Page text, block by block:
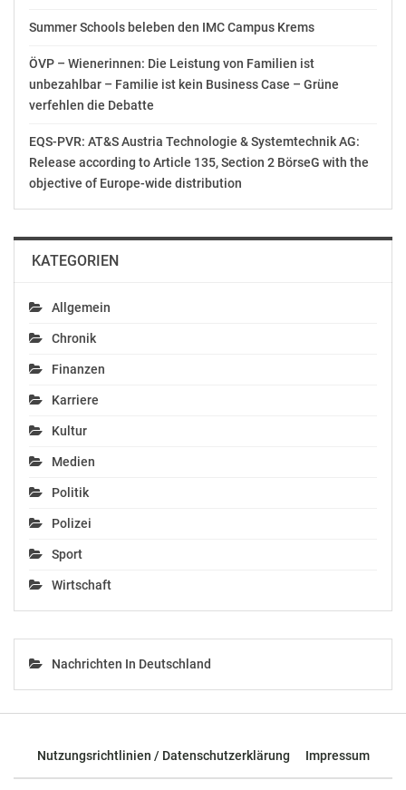
2020 jetzt in Zukunft
Juni 28, 2021
In "Politik"
NEOS Wien zu
Konjunkturpaket der
Vorschläge auf!“
In "Politik"
Summer Schools beleben den IMC Campus Krems
ÖVP – Wienerinnen: Die Leistung von Familien ist
unbezahlbar – Familie ist kein Business Case – Grüne
verfehlen die Debatte
EQS-PVR: AT&S Austria Technologie & Systemtechnik AG:
Release according to Article 135, Section 2 BörseG with the
objective of Europe-wide distribution
KATEGORIEN
Allgemein
Chronik
Finanzen
Karriere
Kultur
Medien
Politik
Polizei
Sport
Wirtschaft
Nachrichten In Deutschland
Nutzungsrichtlinien / Datenschutzerklärung Impressum